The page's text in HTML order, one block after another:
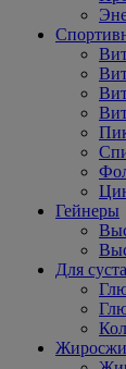
Гейнеры
Для